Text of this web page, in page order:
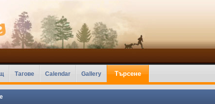
Тагове Calendar Gallery Търсене